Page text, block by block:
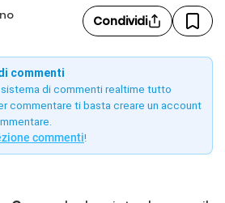
Condividi
commenti
sistema di commenti realtime tutto
commentare ti basta creare un account
commenti!